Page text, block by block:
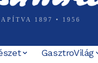
1897 • 1956
GasztroVilág